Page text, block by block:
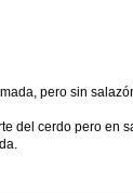
pero sin
del cerdo pero en